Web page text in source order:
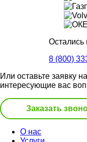
Остались
8 (800)
Или оставьте заявку
интересующие вас
Заказать
О нас